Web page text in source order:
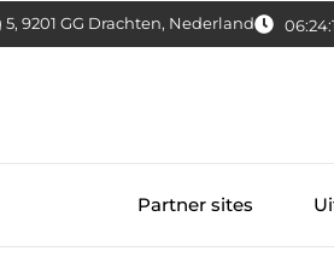
9201 GG Drachten, Nederland
Partner sites